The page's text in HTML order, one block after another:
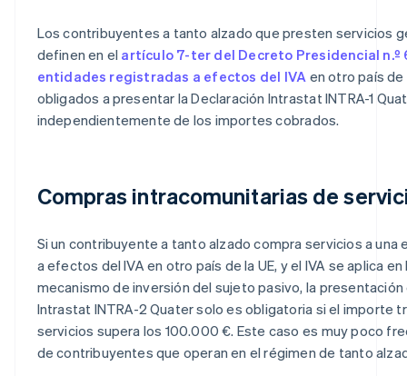
Los contribuyentes a tanto alzado que presten servicios
definen en el artículo 7-ter del Decreto Presidencial n.º
entidades registradas a efectos del IVA en otro país de
obligados a presentar la Declaración Intrastat INTRA-1
independientemente de los importes cobrados.
Compras intracomunitarias de
Si un contribuyente a tanto alzado compra servicios a una
a efectos del IVA en otro país de la UE, y el IVA se aplica
mecanismo de inversión del sujeto pasivo, la presentación
Intrastat INTRA-2 Quater solo es obligatoria si el importe
servicios supera los 100.000 €. Este caso es muy poco
de contribuyentes que operan en el régimen de tanto